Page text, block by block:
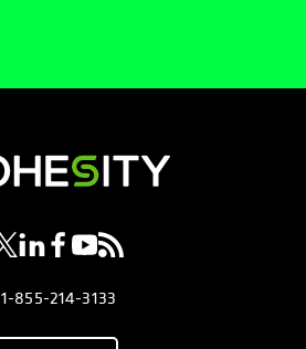
新しいタブで開く
新しいタブで開く
新しいタブで開く
新しいタブで開く
新しいタブで開く
1-855-214-3133